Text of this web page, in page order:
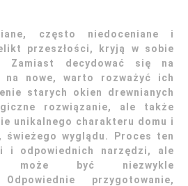
często niedoceniane i
przeszłości, kryją w sobie
Zamiast decydować się na
na nowe, warto rozważyć ich
starych okien drewnianych
rozwiązanie, ale także
unikalnego charakteru domu i
świeżego wyglądu. Proces ten
i odpowiednich narzędzi, ale
może być niezwykle
przygotowanie,